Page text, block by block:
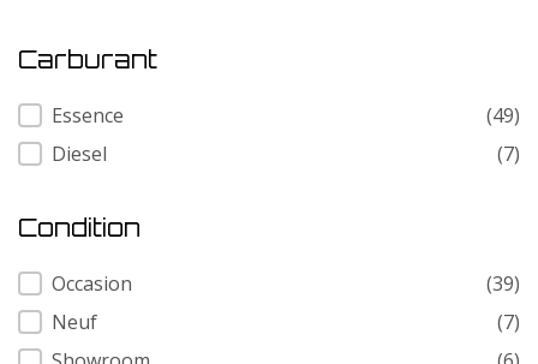
Carburant
Carburant
Essence
(49)
Diesel
(7)
Condition
Condition
Occasion
(39)
Neuf
(7)